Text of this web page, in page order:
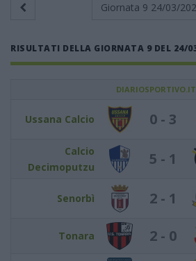
Giornata 9 24/03/
RISULTATI DELLA GIORNATA 9 DEL 24/
DIARIOSPORTIVO.IT
Ussana Calcio 0 - 3
Calcio
Decimoputzu
5 - 1
Senorbì 2 - 1
Tonara 2 - 0